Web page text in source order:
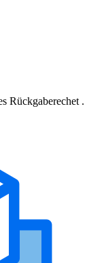
Rückgaberechet .